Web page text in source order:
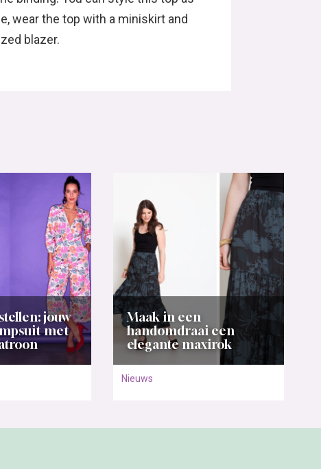
wear the top with a miniskirt and
blazer.
jouw
met
Maak in een
handomdraai een
elegante maxirok
Nieuws